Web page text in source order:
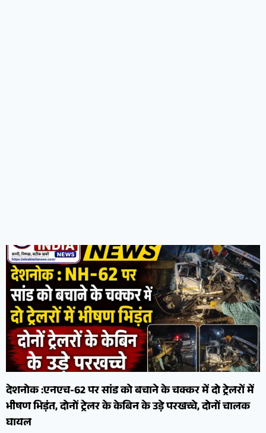
देशनोक :एनएच-62 पर सांड को बचाने के चक्कर में दो ट्रेलरों में
भीषण भिड़ंत, दोनों ट्रेलर के केबिन के उड़े परखच्चे, दोनों चालक
घायल